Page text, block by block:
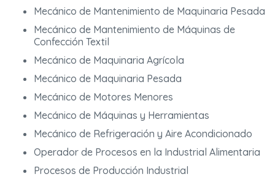
Mecánico de Mantenimiento de Maquinaria Pesada
Mecánico de Mantenimiento de Máquinas de
Confección Textil
Mecánico de Maquinaria Agrícola
Mecánico de Maquinaria Pesada
Mecánico de Motores Menores
Mecánico de Máquinas y Herramientas
Mecánico de Refrigeración y Aire Acondicionado
Operador de Procesos en la Industrial Alimentaria
Procesos de Producción Industrial